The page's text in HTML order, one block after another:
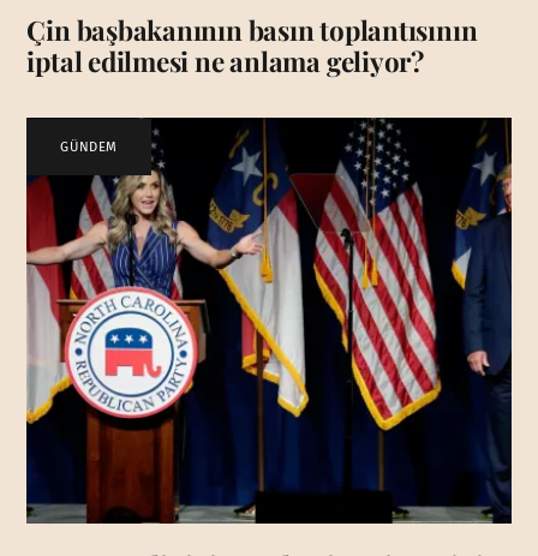
Çin başbakanının basın toplantısının
iptal edilmesi ne anlama geliyor?
GÜNDEM